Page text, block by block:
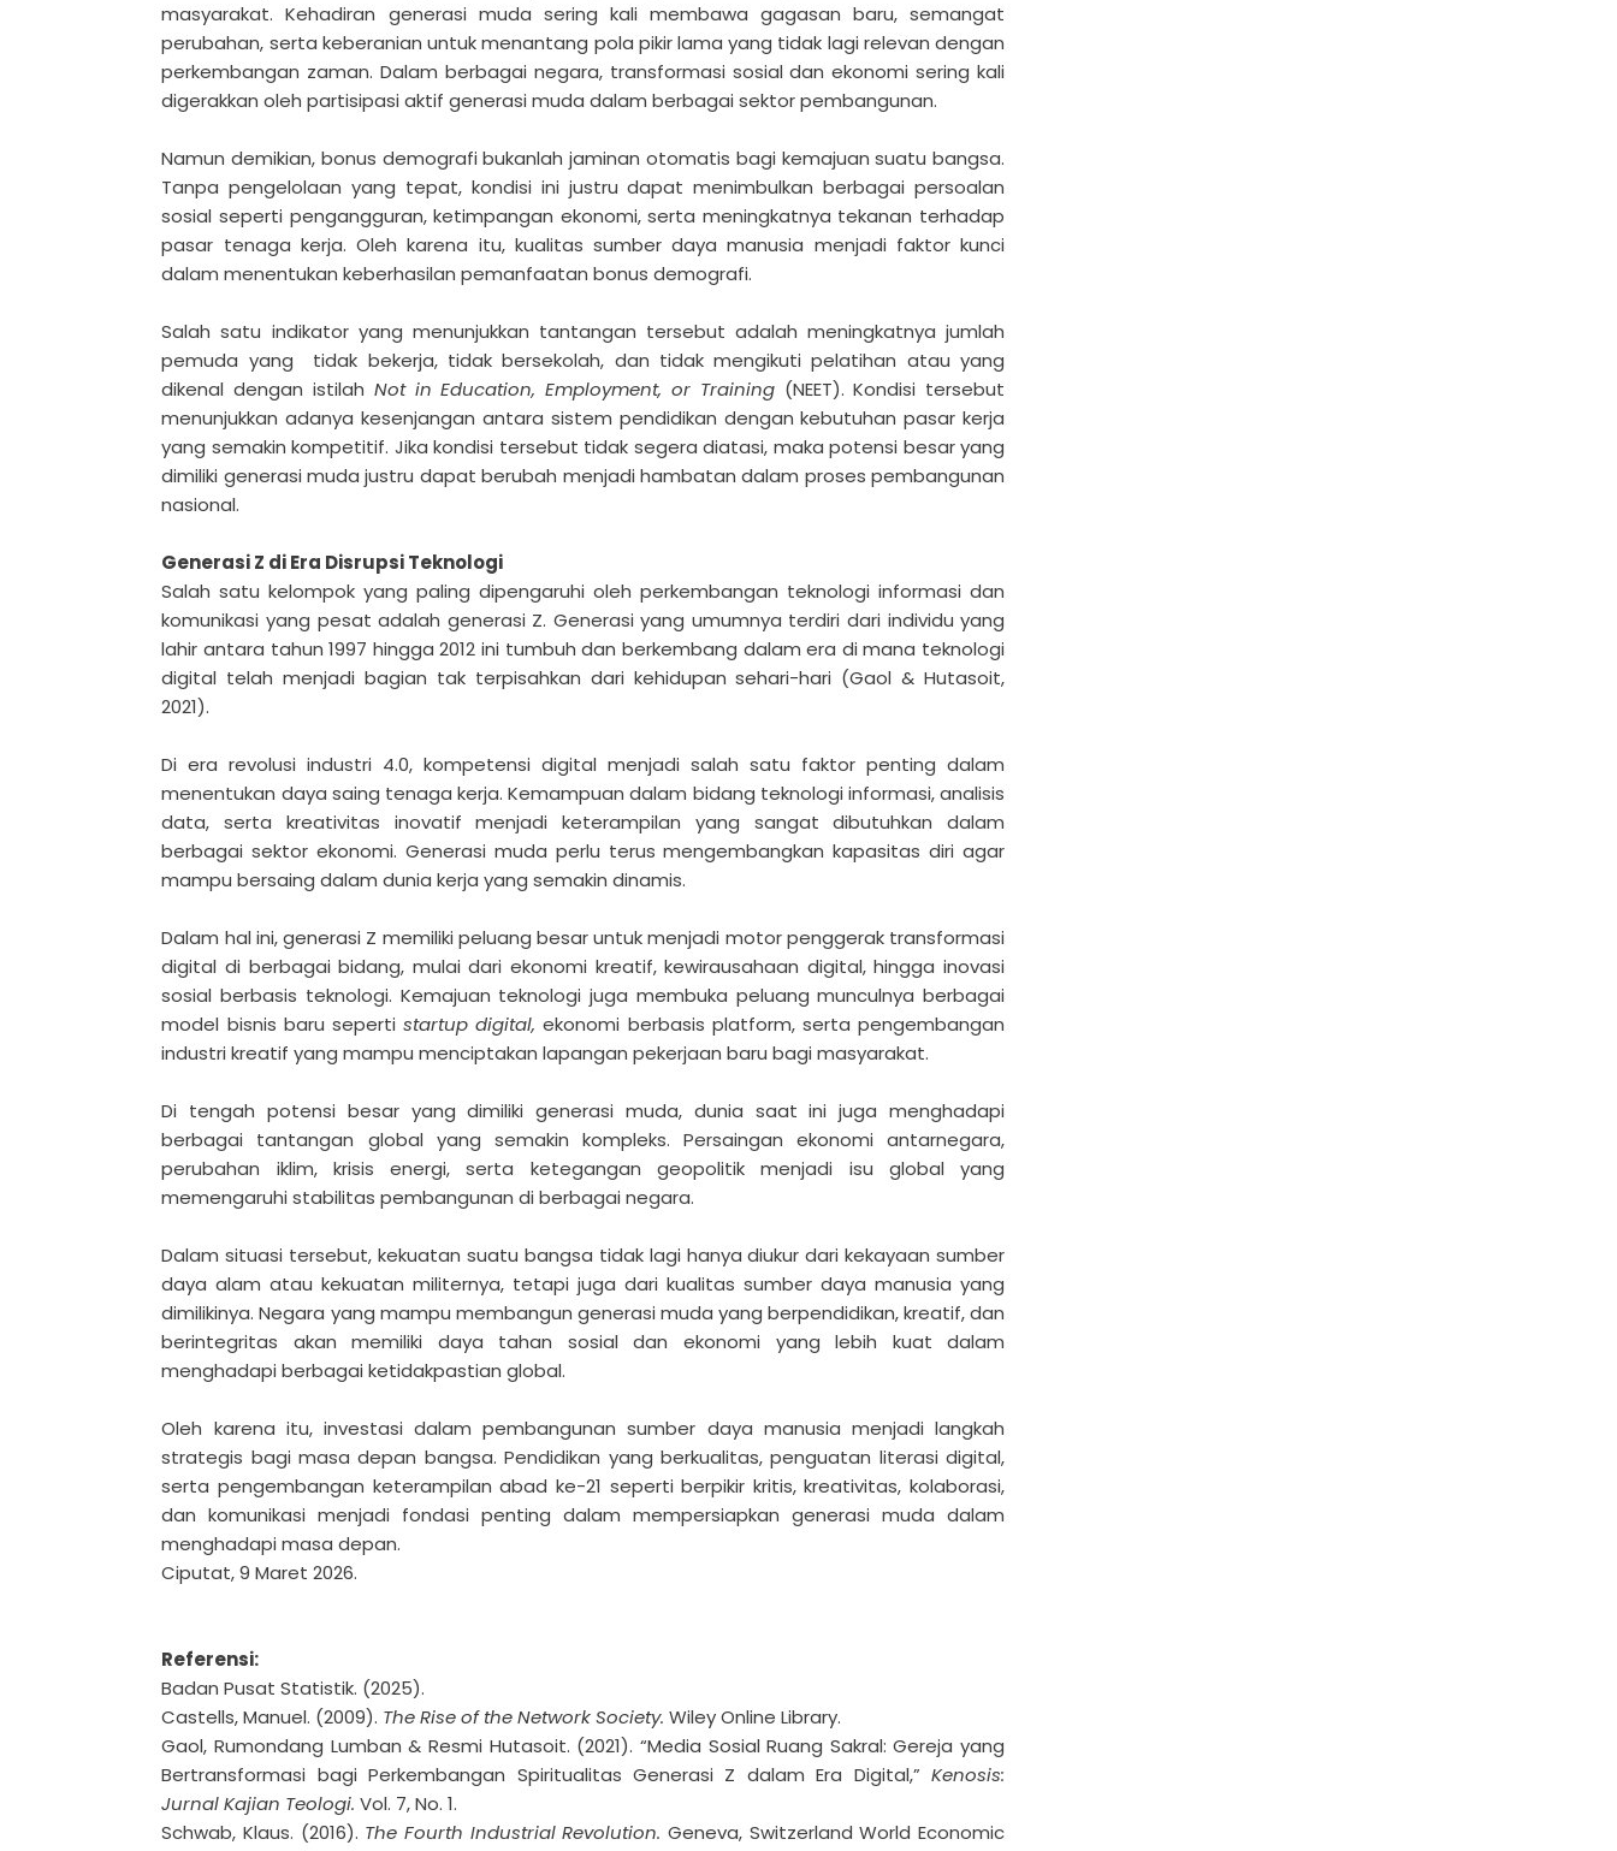
masyarakat. Kehadiran generasi muda sering kali membawa gagasan baru, semangat
perubahan, serta keberanian untuk menantang pola pikir lama yang tidak lagi relevan dengan
perkembangan zaman. Dalam berbagai negara, transformasi sosial dan ekonomi sering kali
digerakkan oleh partisipasi aktif generasi muda dalam berbagai sektor pembangunan.
Namun demikian, bonus demografi bukanlah jaminan otomatis bagi kemajuan suatu bangsa.
Tanpa pengelolaan yang tepat, kondisi ini justru dapat menimbulkan berbagai persoalan
sosial seperti pengangguran, ketimpangan ekonomi, serta meningkatnya tekanan terhadap
pasar tenaga kerja. Oleh karena itu, kualitas sumber daya manusia menjadi faktor kunci
dalam menentukan keberhasilan pemanfaatan bonus demografi.
Salah satu indikator yang menunjukkan tantangan tersebut adalah meningkatnya jumlah
pemuda yang tidak bekerja, tidak bersekolah, dan tidak mengikuti pelatihan atau yang
dikenal dengan istilah Not in Education, Employment, or Training (NEET). Kondisi tersebut
menunjukkan adanya kesenjangan antara sistem pendidikan dengan kebutuhan pasar kerja
yang semakin kompetitif. Jika kondisi tersebut tidak segera diatasi, maka potensi besar yang
dimiliki generasi muda justru dapat berubah menjadi hambatan dalam proses pembangunan
nasional.
Generasi Z di Era Disrupsi Teknologi
Salah satu kelompok yang paling dipengaruhi oleh perkembangan teknologi informasi dan
komunikasi yang pesat adalah generasi Z. Generasi yang umumnya terdiri dari individu yang
lahir antara tahun 1997 hingga 2012 ini tumbuh dan berkembang dalam era di mana teknologi
digital telah menjadi bagian tak terpisahkan dari kehidupan sehari-hari (Gaol & Hutasoit,
2021).
Di era revolusi industri 4.0, kompetensi digital menjadi salah satu faktor penting dalam
menentukan daya saing tenaga kerja. Kemampuan dalam bidang teknologi informasi, analisis
data, serta kreativitas inovatif menjadi keterampilan yang sangat dibutuhkan dalam
berbagai sektor ekonomi. Generasi muda perlu terus mengembangkan kapasitas diri agar
mampu bersaing dalam dunia kerja yang semakin dinamis.
Dalam hal ini, generasi Z memiliki peluang besar untuk menjadi motor penggerak transformasi
digital di berbagai bidang, mulai dari ekonomi kreatif, kewirausahaan digital, hingga inovasi
sosial berbasis teknologi. Kemajuan teknologi juga membuka peluang munculnya berbagai
model bisnis baru sepertistartup digital,ekonomi berbasis platform, serta pengembangan
industri kreatif yang mampu menciptakan lapangan pekerjaan baru bagi masyarakat.
Di tengah potensi besar yang dimiliki generasi muda, dunia saat ini juga menghadapi
berbagai tantangan global yang semakin kompleks. Persaingan ekonomi antarnegara,
perubahan iklim, krisis energi, serta ketegangan geopolitik menjadi isu global yang
memengaruhi stabilitas pembangunan di berbagai negara.
Dalam situasi tersebut, kekuatan suatu bangsa tidak lagi hanya diukur dari kekayaan sumber
daya alam atau kekuatan militernya, tetapi juga dari kualitas sumber daya manusia yang
dimilikinya. Negara yang mampu membangun generasi muda yang berpendidikan, kreatif, dan
berintegritas akan memiliki daya tahan sosial dan ekonomi yang lebih kuat dalam
menghadapi berbagai ketidakpastian global.
Oleh karena itu, investasi dalam pembangunan sumber daya manusia menjadi langkah
strategis bagi masa depan bangsa. Pendidikan yang berkualitas, penguatan literasi digital,
serta pengembangan keterampilan abad ke-21 seperti berpikir kritis, kreativitas, kolaborasi,
dan komunikasi menjadi fondasi penting dalam mempersiapkan generasi muda dalam
menghadapi masa depan.
Ciputat, 9 Maret 2026.
Referensi:
Badan Pusat Statistik. (2025).
Castells, Manuel. (2009). The Rise of the Network Society.Wiley Online Library.
Gaol, Rumondang Lumban & Resmi Hutasoit. (2021). “Media Sosial Ruang Sakral: Gereja yang
Bertransformasi bagi Perkembangan Spiritualitas Generasi Z dalam Era Digital,”Kenosis:
Jurnal Kajian Teologi.Vol. 7, No. 1.
Schwab, Klaus. (2016). The Fourth Industrial Revolution.Geneva, Switzerland World Economic